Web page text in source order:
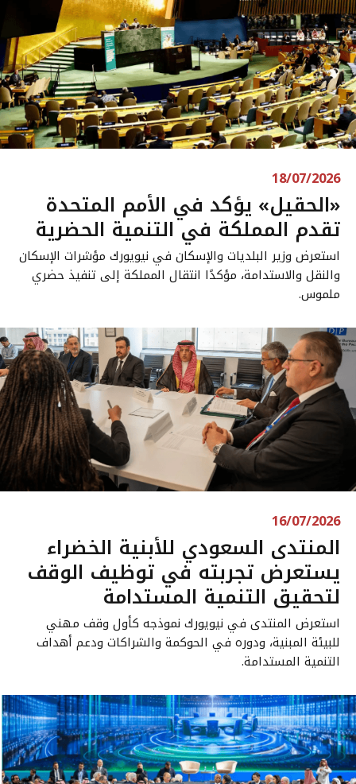
18/07/2026
«الحقيل» يؤكد في الأمم المتحدة
تقدم المملكة في التنمية الحضرية
استعرض وزير البلديات والإسكان في نيويورك مؤشرات الإسكان
والنقل والاستدامة، مؤكدًا انتقال المملكة إلى تنفيذ حضري
ملموس.
16/07/2026
المنتدى السعودي للأبنية الخضراء
يستعرض تجربته في توظيف الوقف
لتحقيق التنمية المستدامة
استعرض المنتدى في نيويورك نموذجه كأول وقف مهني
للبيئة المبنية، ودوره في الحوكمة والشراكات ودعم أهداف
التنمية المستدامة.